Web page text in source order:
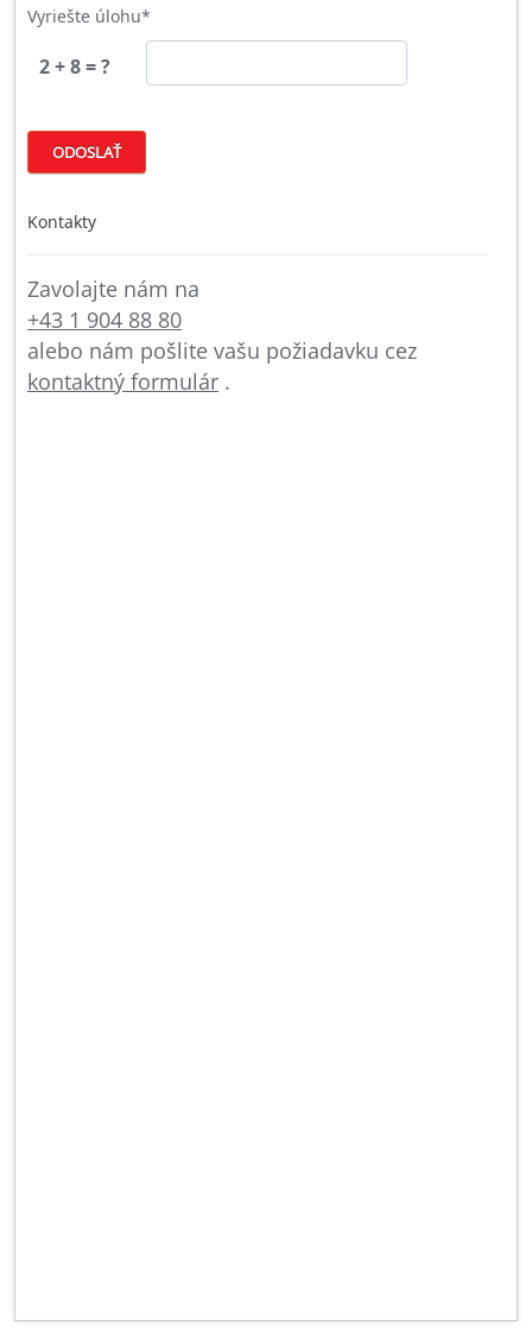
Vyriešte úlohu*
2 + 8 = ?
Kontakty
Zavolajte nám na
+43 1 904 88 80
alebo nám pošlite vašu požiadavku cez
kontaktný formulár .